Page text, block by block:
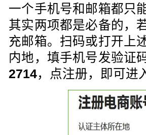
一个手机号和邮箱都只
其实两项都是必备的，
充邮箱。扫码或打开上
内地，填手机号发验证
2714，点注册，即可进